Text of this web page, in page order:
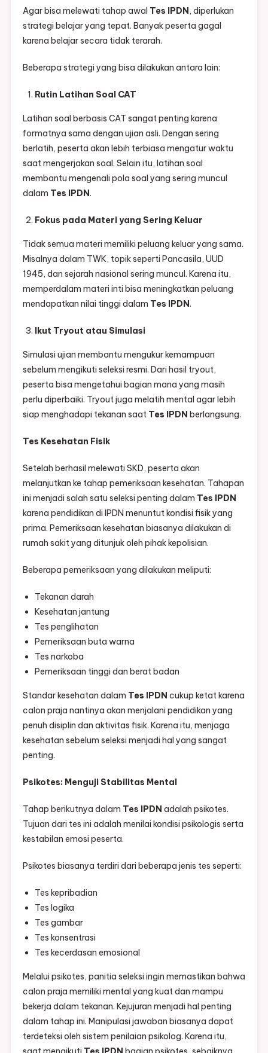
Agar bisa melewati tahap awal Tes IPDN, diperlukan
strategi belajar yang tepat. Banyak peserta gagal
karena belajar secara tidak terarah.
Beberapa strategi yang bisa dilakukan antara lain:
Rutin Latihan Soal CAT
Latihan soal berbasis CAT sangat penting karena
formatnya sama dengan ujian asli. Dengan sering
berlatih, peserta akan lebih terbiasa mengatur waktu
saat mengerjakan soal. Selain itu, latihan soal
membantu mengenali pola soal yang sering muncul
dalam Tes IPDN.
Fokus pada Materi yang Sering Keluar
Tidak semua materi memiliki peluang keluar yang sama.
Misalnya dalam TWK, topik seperti Pancasila, UUD
1945, dan sejarah nasional sering muncul. Karena itu,
memperdalam materi inti bisa meningkatkan peluang
mendapatkan nilai tinggi dalam Tes IPDN.
Ikut Tryout atau Simulasi
Simulasi ujian membantu mengukur kemampuan
sebelum mengikuti seleksi resmi. Dari hasil tryout,
peserta bisa mengetahui bagian mana yang masih
perlu diperbaiki. Tryout juga melatih mental agar lebih
siap menghadapi tekanan saat Tes IPDN berlangsung.
Tes Kesehatan Fisik
Setelah berhasil melewati SKD, peserta akan
melanjutkan ke tahap pemeriksaan kesehatan. Tahapan
ini menjadi salah satu seleksi penting dalam Tes IPDN
karena pendidikan di IPDN menuntut kondisi fisik yang
prima. Pemeriksaan kesehatan biasanya dilakukan di
rumah sakit yang ditunjuk oleh pihak kepolisian.
Beberapa pemeriksaan yang dilakukan meliputi:
Tekanan darah
Kesehatan jantung
Tes penglihatan
Pemeriksaan buta warna
Tes narkoba
Pemeriksaan tinggi dan berat badan
Standar kesehatan dalam Tes IPDN cukup ketat karena
calon praja nantinya akan menjalani pendidikan yang
penuh disiplin dan aktivitas fisik. Karena itu, menjaga
kesehatan sebelum seleksi menjadi hal yang sangat
penting.
Psikotes: Menguji Stabilitas Mental
Tahap berikutnya dalam Tes IPDN adalah psikotes.
Tujuan dari tes ini adalah menilai kondisi psikologis serta
kestabilan emosi peserta.
Psikotes biasanya terdiri dari beberapa jenis tes seperti:
Tes kepribadian
Tes logika
Tes gambar
Tes konsentrasi
Tes kecerdasan emosional
Melalui psikotes, panitia seleksi ingin memastikan bahwa
calon praja memiliki mental yang kuat dan mampu
bekerja dalam tekanan. Kejujuran menjadi hal penting
dalam tahap ini. Manipulasi jawaban biasanya dapat
terdeteksi oleh sistem penilaian psikolog. Karena itu,